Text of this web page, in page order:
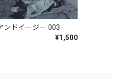
ンドイージー 003
¥1,500